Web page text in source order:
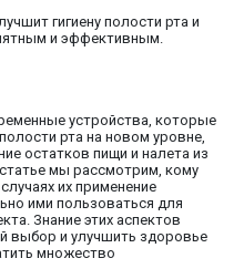
гигиену полости рта и
и эффективным.
устройства, которые
рта на новом уровне,
остатков пищи и налета из
мы рассмотрим, кому
их применение
ими пользоваться для
Знание этих аспектов
выбор и улучшить здоровье
множество